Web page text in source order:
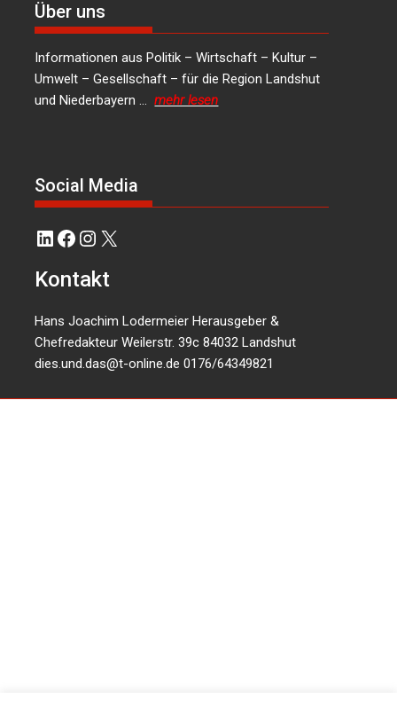
Über uns
Informationen aus Politik – Wirtschaft – Kultur –
Umwelt – Gesellschaft – für die Region Landshut
und Niederbayern …mehr lesen
Social Media
LinkedIn
Facebook
Instagram
X
Kontakt
Hans Joachim Lodermeier Herausgeber &
Chefredakteur Weilerstr. 39c 84032 Landshut
dies.und.das@t-online.de 0176/64349821